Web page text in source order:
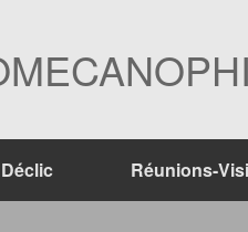
Déclic Réunions-